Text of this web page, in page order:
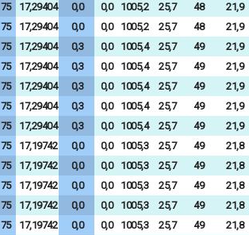
75 17,29404 0,0 0,0 1005,2 25,7 48
21,9
75 17,29404 0,0 0,0 1005,2 25,7 48
21,9
75 17,29404 0,3 0,0 1005,4 25,7 49
21,9
75 17,29404 0,3 0,0 1005,4 25,7 49
21,9
75 17,29404 0,3 0,0 1005,4 25,7 49
21,9
75 17,29404 0,3 0,0 1005,4 25,7 49
21,9
75 17,29404 0,3 0,0 1005,4 25,7 49
21,9
75 17,19742 0,0 0,0 1005,3 25,7 49
21,8
75 17,19742 0,0 0,0 1005,3 25,7 49
21,8
75 17,19742 0,0 0,0 1005,3 25,7 49
21,8
75 17,19742 0,0 0,0 1005,3 25,7 49
21,8
75 17,19742 0,0 0,0 1005,3 25,7 49
21,8